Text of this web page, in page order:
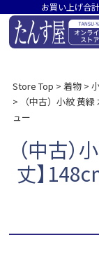
お買い上げ合
Store Top 着物
（中古）小紋 黄
ュー
（中古）
丈】